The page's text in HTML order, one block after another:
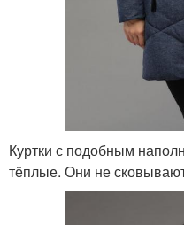
Куртки с подобным
тёплые. Они не